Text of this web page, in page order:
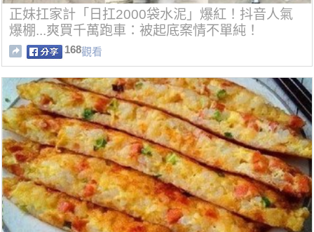
正妹扛家計「日扛2000袋水泥」爆紅！抖音人氣
爆棚...爽買千萬跑車：被起底案情不單純！
168觀看